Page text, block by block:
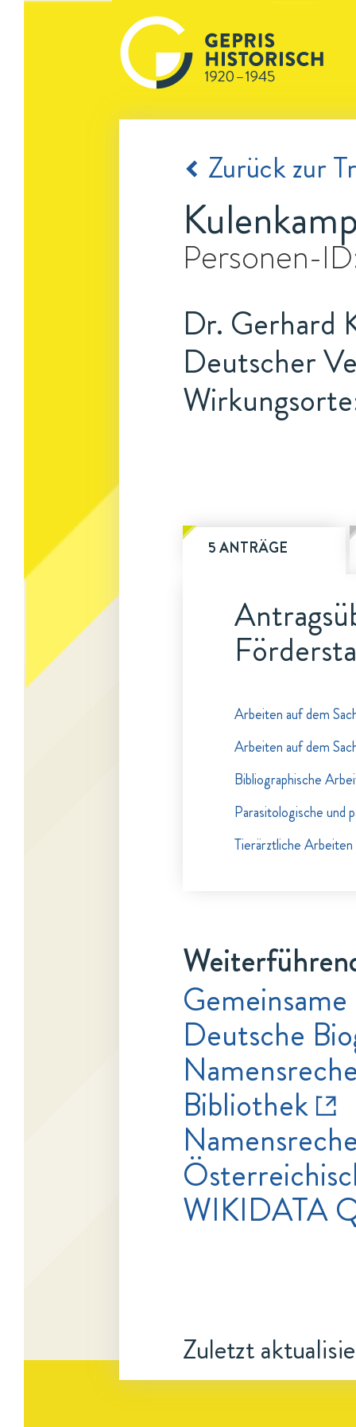
Zurück zur
Personen-
Dr. Gerhard
Deutscher
5 ANTRÄGE
Arbeiten auf dem
Arbeiten auf dem
Bibliographische
Parasitologische und
Tierärztliche
Deutsche
Bibliothek
WIKIDATA
Zuletzt